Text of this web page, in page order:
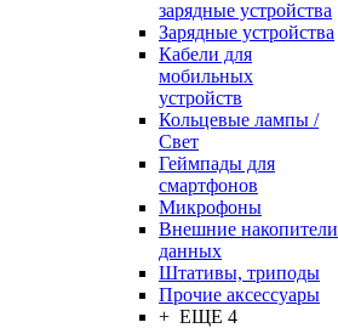
зарядные устройства
Зарядные устройства
Кабели для
мобильных
устройств
Кольцевые лампы /
Свет
Геймпады для
смартфонов
Микрофоны
Внешние накопители
данных
Штативы, триподы
Прочие аксессуары
+ ЕЩЕ 4